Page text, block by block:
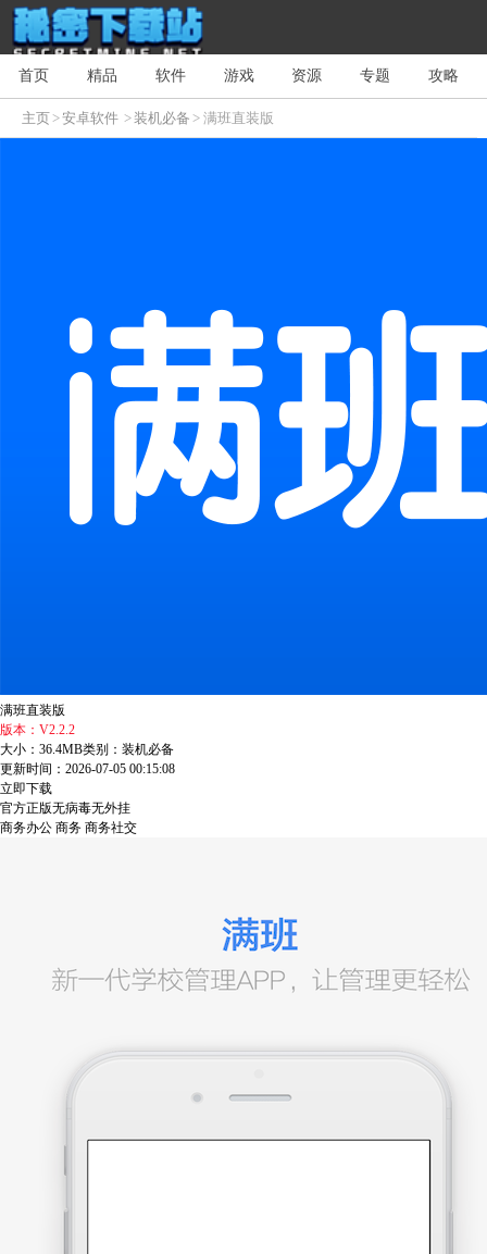
首页 精品 软件 游戏 资源 专题 攻略
主页>安卓软件 >装机必备 > 满班直装版
满班直装版
版本：V2.2.2
大小：36.4MB类别：装机必备
更新时间：2026-07-05 00:15:08
立即下载
官方正版无病毒无外挂
商务办公 商务 商务社交